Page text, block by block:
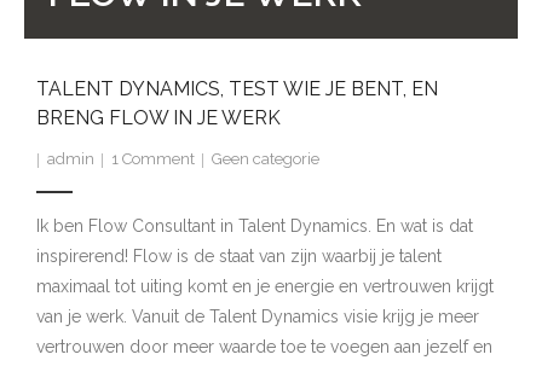
TALENT DYNAMICS, TEST WIE JE BENT, EN
BRENG FLOW IN JE WERK
admin 1 Comment Geen categorie
Ik ben Flow Consultant in Talent Dynamics. En wat is dat
inspirerend! Flow is de staat van zijn waarbij je talent
maximaal tot uiting komt en je energie en vertrouwen krijgt
van je werk. Vanuit de Talent Dynamics visie krijg je meer
vertrouwen door meer waarde toe te voegen aan jezelf en